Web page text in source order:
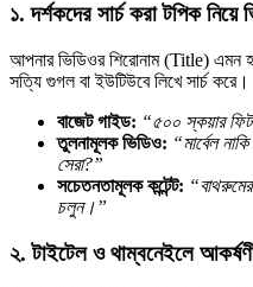
১. দর্শকদের সার্চ করা টপিক নিয়ে
আপনার ভিডিওর শিরোনাম (Title) এমন
সত্যি গুগল বা ইউটিউবে লিখে সার্চ করে।
বাজেট গাইড: “৫০০ স্কয়ার
তুলনামূলক ভিডিও: “মার্বেল
সেরা?”
সচেতনতামূলক কন্টেন্ট:
চলুন।”
২. টাইটেল ও থাম্বনেইলে